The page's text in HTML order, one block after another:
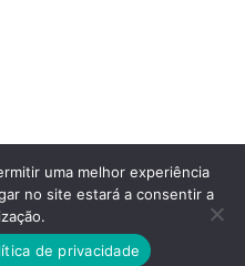
uma melhor experiência
no site estará a consentir a
de privacidade